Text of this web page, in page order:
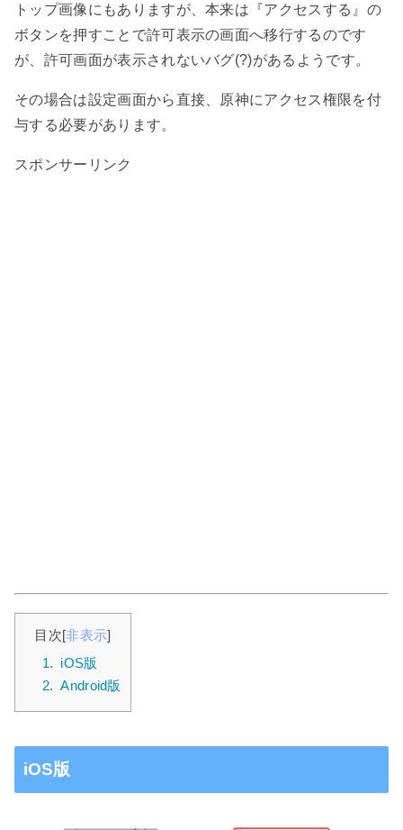
トップ画像にもありますが、本来は『アクセスする』の
ボタンを押すことで許可表示の画面へ移行するのです
が、許可画面が表示されないバグ(?)があるようです。
その場合は設定画面から直接、原神にアクセス権限を付
与する必要があります。
スポンサーリンク
目次[非表示]
1. iOS版
2. Android版
iOS版